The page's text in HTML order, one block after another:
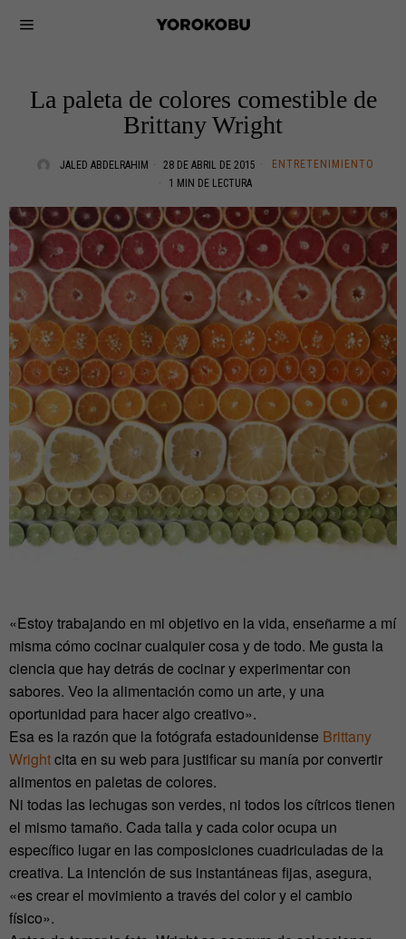
La paleta de colores comestible de
Brittany Wright
JALED ABDELRAHIM 28 DE ABRIL DE 2015
ENTRETENIMIENTO
1 MIN DE LECTURA
«Estoy trabajando en mi objetivo en la vida, enseñarme a mí
misma cómo cocinar cualquier cosa y de todo. Me gusta la
ciencia que hay detrás de cocinar y experimentar con
sabores. Veo la alimentación como un arte, y una
oportunidad para hacer algo creativo».
Esa es la razón que la fotógrafa estadounidense Brittany
Wrightcita en su web para justificar su manía por convertir
alimentos en paletas de colores.
Ni todas las lechugas son verdes, ni todos los cítricos tienen
el mismo tamaño. Cada talla y cada color ocupa un
específico lugar en las composiciones cuadriculadas de la
creativa. La intención de sus instantáneas fijas, asegura,
«es crear el movimiento a través del color y el cambio
físico».